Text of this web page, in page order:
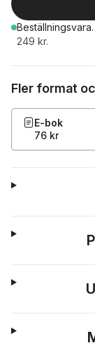
Beställningsvara.
249 kr.
Fler format
E-bok
76 kr